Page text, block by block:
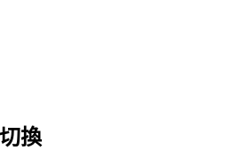
換